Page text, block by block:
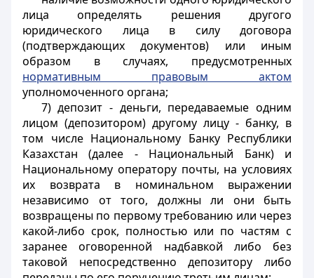
лица определять решения другого
юридического лица в силу договора
(подтверждающих документов) или иным
образом в случаях, предусмотренных
нормативным правовым актом
уполномоченного органа;
7) депозит - деньги, передаваемые одним
лицом (депозитором) другому лицу - банку, в
том числе Национальному Банку Республики
Казахстан (далее - Национальный Банк) и
Национальному оператору почты, на условиях
их возврата в номинальном выражении
независимо от того, должны ли они быть
возвращены по первому требованию или через
какой-либо срок, полностью или по частям с
заранее оговоренной надбавкой либо без
таковой непосредственно депозитору либо